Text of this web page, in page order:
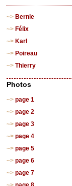
Bernie
Félix
Karl
Poireau
Thierry
Photos
page 1
page 2
page 3
page 4
page 5
page 6
page 7